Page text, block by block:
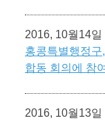
2016, 10월14일
홍콩특별행정
합동 회의에 참여
2016, 10월13일